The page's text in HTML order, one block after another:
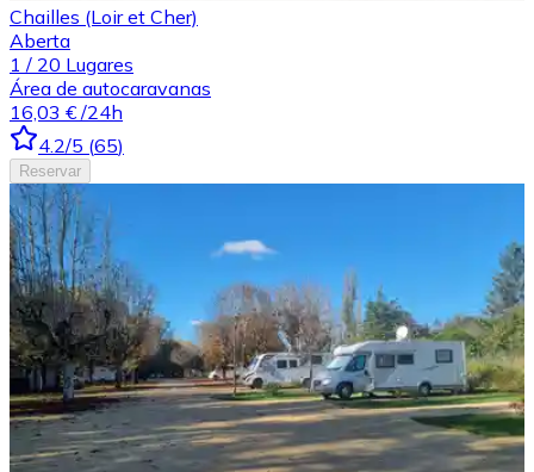
Chailles (Loir et Cher)
Aberta
1 / 20 Lugares
Área de autocaravanas
16,03 € /24h
4.2/5 (65)
Reservar